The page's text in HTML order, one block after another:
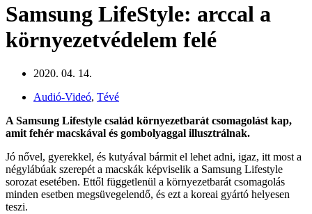
Samsung LifeStyle: arccal a
környezetvédelem felé
2020. 04. 14.
Audió-Videó, Tévé
A Samsung Lifestyle család környezetbarát csomagolást kap,
amit fehér macskával és gombolyaggal illusztrálnak.
Jó nővel, gyerekkel, és kutyával bármit el lehet adni, igaz, itt most a
négylábúak szerepét a macskák képviselik a Samsung Lifestyle
sorozat esetében. Ettől függetlenül a környezetbarát csomagolás
minden esetben megsüvegelendő, és ezt a koreai gyártó helyesen
teszi.